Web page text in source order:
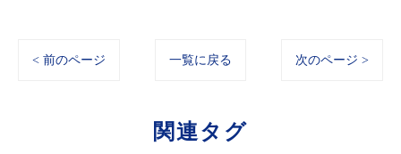
< 前のページ 一覧に戻る 次のページ >
関連タグ